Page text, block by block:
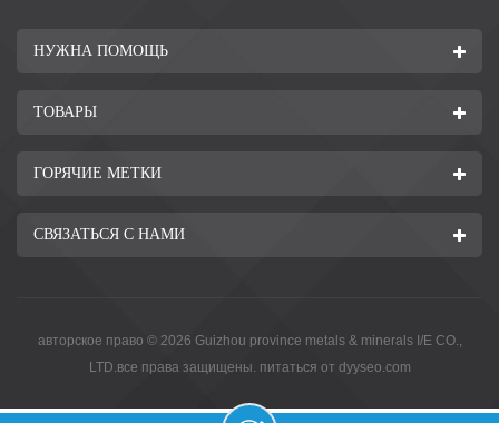
НУЖНА ПОМОЩЬ
ТОВАРЫ
ГОРЯЧИЕ МЕТКИ
СВЯЗАТЬСЯ С НАМИ
авторское право © 2026 Guizhou province metals & minerals I/E CO.,
LTD.все права защищены. питаться от dyyseo.com